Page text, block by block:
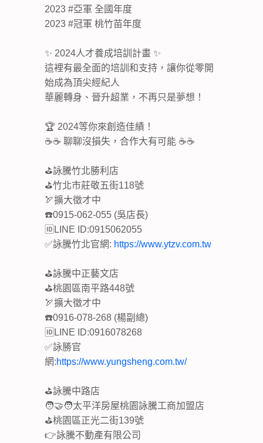
2023 #亞軍 全國年度
2023 #冠軍 桃竹苗年度
✨ 2024人才養成培訓計畫 ✨
這裡有最全面的培訓和支持，讓你從零開
始成為頂尖經紀人
華麗轉身、晉升超業，不再只是夢想！
🏆 2024等你來創造佳績！
☕☕ 聊聊沒損失，合作大有可能 ☕☕
⛳詠騰竹北勝利店
⛳竹北市莊敬五街118號
🏹擴大徵才中
☎️0915-062-055 (吳店長)
🆔LINE ID:0915062055
✅詠騰竹北官網: https://www.ytzv.com.tw
⛳詠騰中正藝文店
⛳桃園區南平路448號
🏹擴大徵才中
☎️0916-078-268 (楊副總)
🆔LINE ID:0916078268
✅詠勝官
網:https://www.yungsheng.com.tw/
⛳詠騰中路店
🧑‍🤝‍🧑太平洋房屋桃園詠騰工商加盟店
⛳桃園區正光二街139號
👉詠騰不動產有限公司